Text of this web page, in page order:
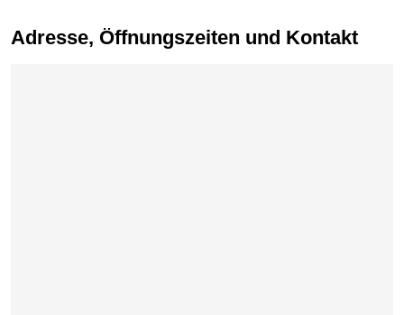
Adresse, Öffnungszeiten und Kontakt